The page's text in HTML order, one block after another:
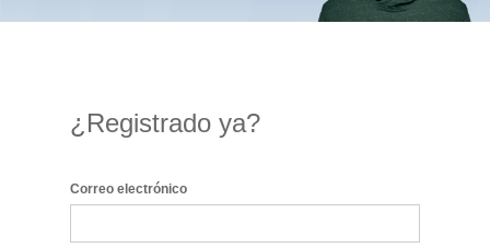
¿Registrado ya?
Inicio de sesión: usuario y contraseña
Correo electrónico